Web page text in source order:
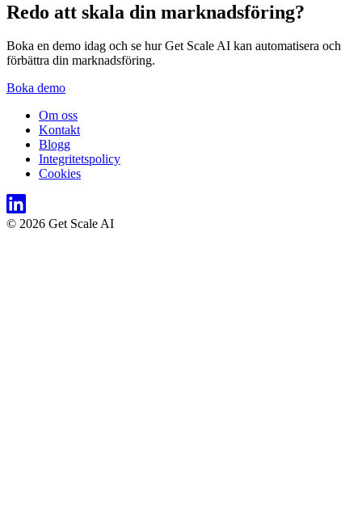
Redo att skala din marknadsföring?
Boka en demo idag och se hur Get Scale AI kan automatisera och
förbättra din marknadsföring.
Boka demo
Om oss
Kontakt
Blogg
Integritetspolicy
Cookies
© 2026 Get Scale AI